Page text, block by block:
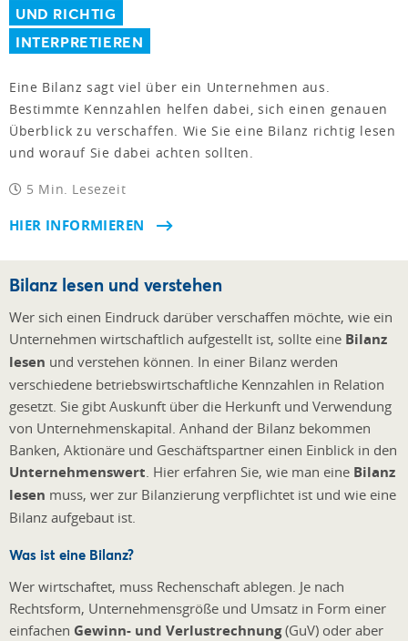
UND RICHTIG
INTERPRETIEREN
Eine Bilanz sagt viel über ein Unternehmen aus.
Bestimmte Kennzahlen helfen dabei, sich einen genauen
Überblick zu verschaffen. Wie Sie eine Bilanz richtig lesen
und worauf Sie dabei achten sollten.
5 Min. Lesezeit
HIER INFORMIEREN
Bilanz lesen und verstehen
Wer sich einen Eindruck darüber verschaffen möchte, wie ein
Unternehmen wirtschaftlich aufgestellt ist, sollte eine Bilanz
lesen und verstehen können. In einer Bilanz werden
verschiedene betriebswirtschaftliche Kennzahlen in Relation
gesetzt. Sie gibt Auskunft über die Herkunft und Verwendung
von Unternehmenskapital. Anhand der Bilanz bekommen
Banken, Aktionäre und Geschäftspartner einen Einblick in den
Unternehmenswert . Hier erfahren Sie, wie man eine Bilanz
lesen muss, wer zur Bilanzierung verpflichtet ist und wie eine
Bilanz aufgebaut ist.
Was ist eine Bilanz?
Wer wirtschaftet, muss Rechenschaft ablegen. Je nach
Rechtsform, Unternehmensgröße und Umsatz in Form einer
einfachen Gewinn- und Verlustrechnung(GuV) oder aber